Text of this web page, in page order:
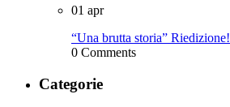
01 apr
“Una brutta storia” Riedizione!
0 Comments
Categorie